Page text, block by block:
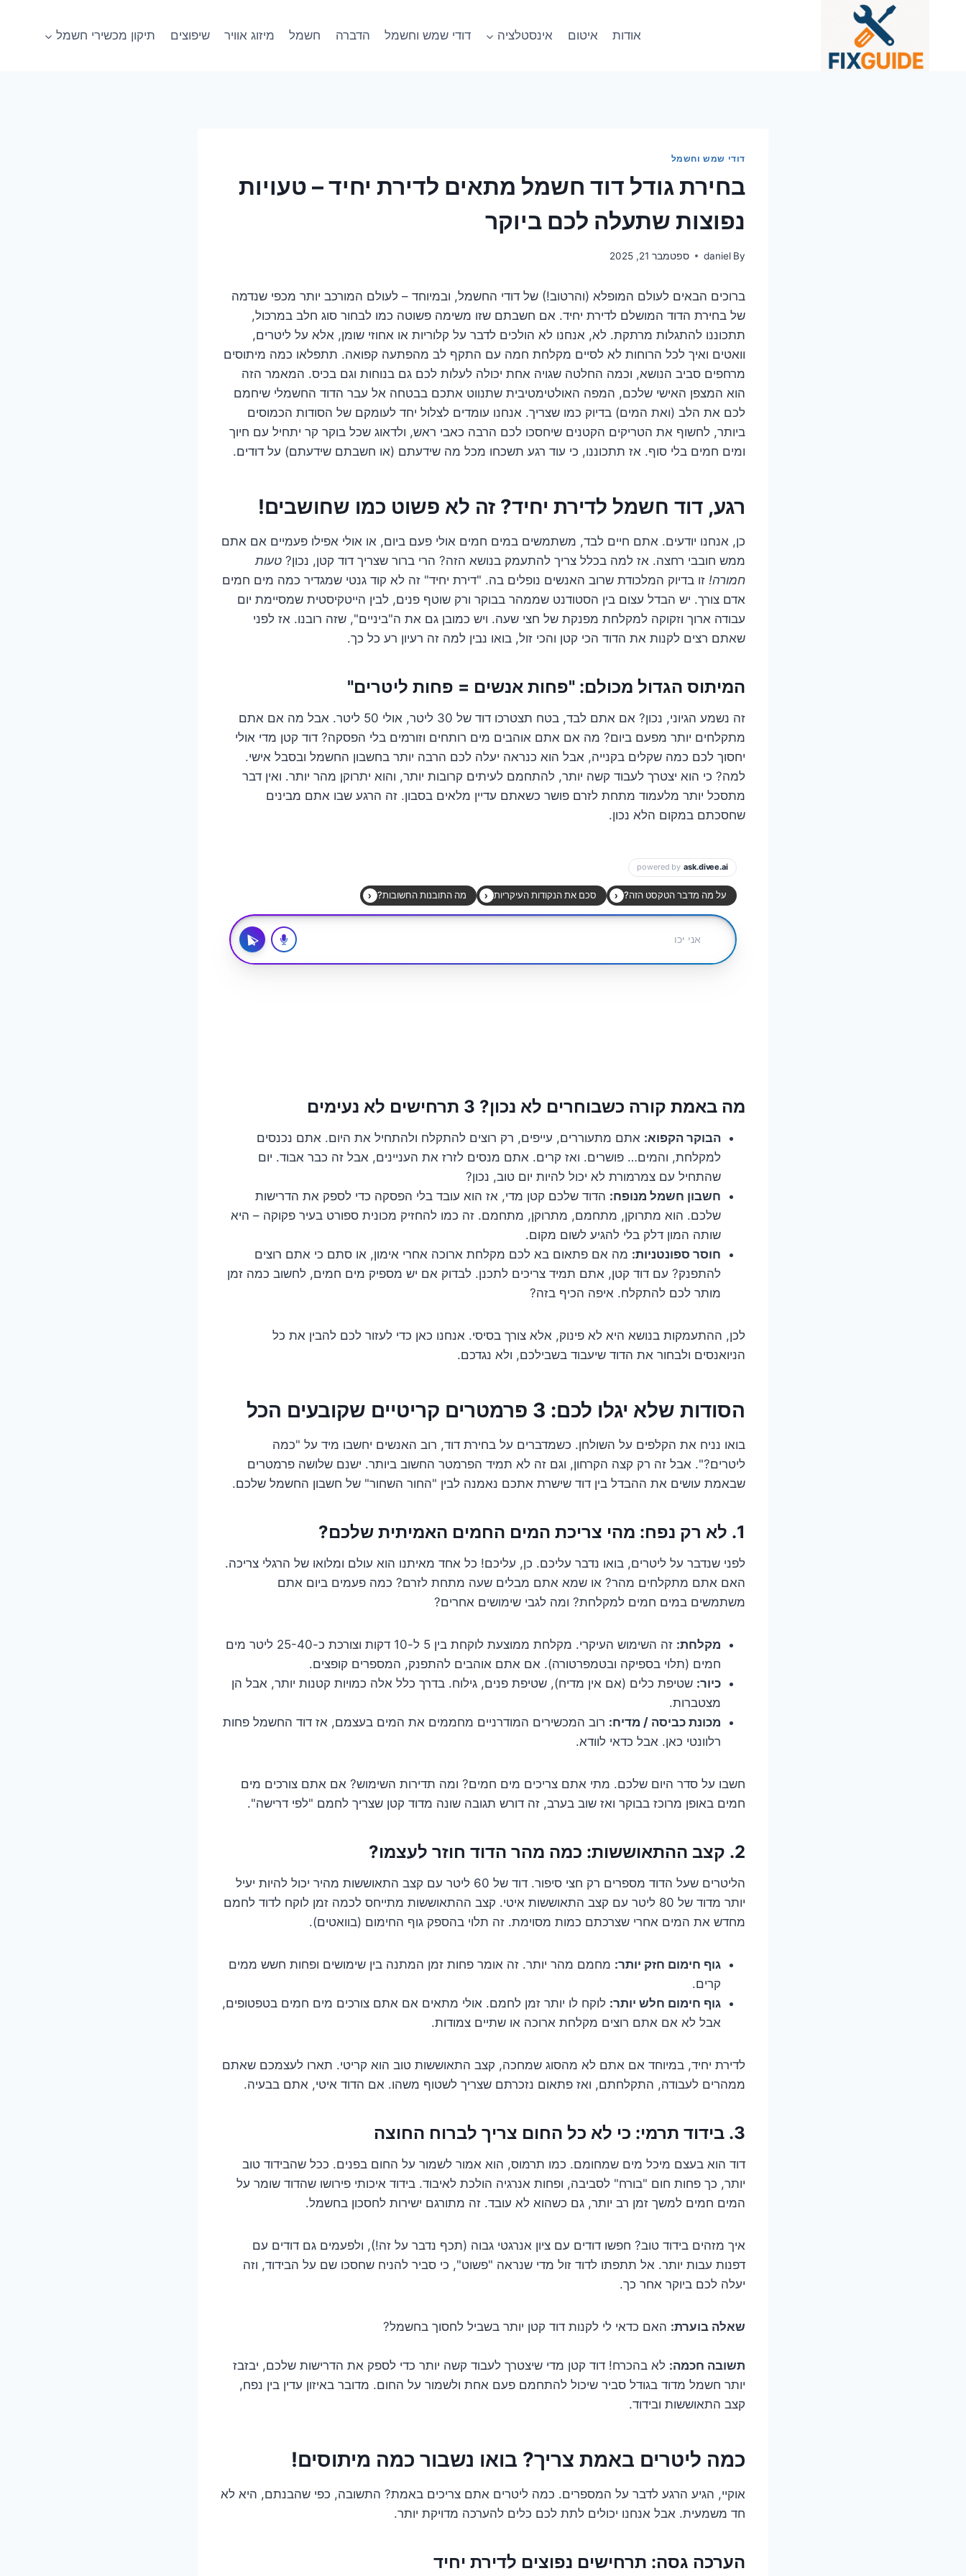
אודות איטום אינסטלציה דודי שמש וחשמל הדברה חשמל מיזוג אוויר שיפוצים תיקון מכשירי חשמל
דודי שמש וחשמל
בחירת גודל דוד חשמל מתאים לדירת יחיד – טעויות
נפוצות שתעלה לכם ביוקר
By
daniel ספטמבר 21, 2025
ברוכים הבאים לעולם המופלא (והרטוב!) של דודי החשמל, ובמיוחד – לעולם המורכב יותר מכפי שנדמה
של בחירת הדוד המושלם לדירת יחיד. אם חשבתם שזו משימה פשוטה כמו לבחור סוג חלב במרכול,
תתכוננו להתגלות מרתקת. לא, אנחנו לא הולכים לדבר על קלוריות או אחוזי שומן, אלא על ליטרים,
וואטים ואיך לכל הרוחות לא לסיים מקלחת חמה עם התקף לב מהפתעה קפואה. תתפלאו כמה מיתוסים
מרחפים סביב הנושא, וכמה החלטה שגויה אחת יכולה לעלות לכם גם בנוחות וגם בכיס. המאמר הזה
הוא המצפן האישי שלכם, המפה האולטימטיבית שתנווט אתכם בבטחה אל עבר הדוד החשמלי שיחמם
לכם את הלב (ואת המים) בדיוק כמו שצריך. אנחנו עומדים לצלול יחד לעומקם של הסודות הכמוסים
ביותר, לחשוף את הטריקים הקטנים שיחסכו לכם הרבה כאבי ראש, ולדאוג שכל בוקר קר יתחיל עם חיוך
ומים חמים בלי סוף. אז תתכוננו, כי עוד רגע תשכחו מכל מה שידעתם (או חשבתם שידעתם) על דודים.
רגע, דוד חשמל לדירת יחיד? זה לא פשוט כמו שחושבים!
כן, אנחנו יודעים. אתם חיים לבד, משתמשים במים חמים אולי פעם ביום, או אולי אפילו פעמיים אם אתם
ממש חובבי רחצה. אז למה בכלל צריך להתעמק בנושא הזה? הרי ברור שצריך דוד קטן, נכון? טעות
חמורה! זו בדיוק המלכודת שרוב האנשים נופלים בה. "דירת יחיד" זה לא קוד גנטי שמגדיר כמה מים חמים
אדם צורך. יש הבדל עצום בין הסטודנט שממהר בבוקר ורק שוטף פנים, לבין הייטקיסטית שמסיימת יום
עבודה ארוך וזקוקה למקלחת מפנקת של חצי שעה. ויש כמובן גם את ה"ביניים", שזה רובנו. אז לפני
שאתם רצים לקנות את הדוד הכי קטן והכי זול, בואו נבין למה זה רעיון רע כל כך.
המיתוס הגדול מכולם: "פחות אנשים = פחות ליטרים"
זה נשמע הגיוני, נכון? אם אתם לבד, בטח תצטרכו דוד של 30 ליטר, אולי 50 ליטר. אבל מה אם אתם
מתקלחים יותר מפעם ביום? מה אם אתם אוהבים מים רותחים וזורמים בלי הפסקה? דוד קטן מדי אולי
יחסוך לכם כמה שקלים בקנייה, אבל הוא כנראה יעלה לכם הרבה יותר בחשבון החשמל ובסבל אישי.
למה? כי הוא יצטרך לעבוד קשה יותר, להתחמם לעיתים קרובות יותר, והוא יתרוקן מהר יותר. ואין דבר
מתסכל יותר מלעמוד מתחת לזרם פושר כשאתם עדיין מלאים בסבון. זה הרגע שבו אתם מבינים
שחסכתם במקום הלא נכון.
מה באמת קורה כשבוחרים לא נכון? 3 תרחישים לא נעימים
הבוקר הקפוא: אתם מתעוררים, עייפים, רק רוצים להתקלח ולהתחיל את היום. אתם נכנסים
למקלחת, והמים… פושרים. ואז קרים. אתם מנסים לזרז את העניינים, אבל זה כבר אבוד. יום
שהתחיל עם צמרמורת לא יכול להיות יום טוב, נכון?
חשבון חשמל מנופח: הדוד שלכם קטן מדי, אז הוא עובד בלי הפסקה כדי לספק את הדרישות
שלכם. הוא מתרוקן, מתחמם, מתרוקן, מתחמם. זה כמו להחזיק מכונית ספורט בעיר פקוקה – היא
שותה המון דלק בלי להגיע לשום מקום.
חוסר ספונטניות: מה אם פתאום בא לכם מקלחת ארוכה אחרי אימון, או סתם כי אתם רוצים
להתפנק? עם דוד קטן, אתם תמיד צריכים לתכנן. לבדוק אם יש מספיק מים חמים, לחשוב כמה זמן
מותר לכם להתקלח. איפה הכיף בזה?
לכן, ההתעמקות בנושא היא לא פינוק, אלא צורך בסיסי. אנחנו כאן כדי לעזור לכם להבין את כל
הניואנסים ולבחור את הדוד שיעבוד בשבילכם, ולא נגדכם.
הסודות שלא יגלו לכם: 3 פרמטרים קריטיים שקובעים הכל
בואו נניח את הקלפים על השולחן. כשמדברים על בחירת דוד, רוב האנשים יחשבו מיד על "כמה
ליטרים?". אבל זה רק קצה הקרחון, וגם זה לא תמיד הפרמטר החשוב ביותר. ישנם שלושה פרמטרים
שבאמת עושים את ההבדל בין דוד שישרת אתכם נאמנה לבין "החור השחור" של חשבון החשמל שלכם.
1. לא רק נפח: מהי צריכת המים החמים האמיתית שלכם?
לפני שנדבר על ליטרים, בואו נדבר עליכם. כן, עליכם! כל אחד מאיתנו הוא עולם ומלואו של הרגלי צריכה.
האם אתם מתקלחים מהר? או שמא אתם מבלים שעה מתחת לזרם? כמה פעמים ביום אתם
משתמשים במים חמים למקלחת? ומה לגבי שימושים אחרים?
מקלחת:
זה השימוש העיקרי. מקלחת ממוצעת לוקחת בין 5 ל-10 דקות וצורכת כ-25-40 ליטר מים
חמים (תלוי בספיקה ובטמפרטורה). אם אתם אוהבים להתפנק, המספרים קופצים.
כיור: שטיפת כלים (אם אין מדיח), שטיפת פנים, גילוח. בדרך כלל אלה כמויות קטנות יותר, אבל הן
מצטברות.
מכונת כביסה / מדיח: רוב המכשירים המודרניים מחממים את המים בעצמם, אז דוד החשמל פחות
רלוונטי כאן. אבל כדאי לוודא.
חשבו על סדר היום שלכם. מתי אתם צריכים מים חמים? ומה תדירות השימוש? אם אתם צורכים מים
חמים באופן מרוכז בבוקר ואז שוב בערב, זה דורש תגובה שונה מדוד קטן שצריך לחמם "לפי דרישה".
2. קצב ההתאוששות: כמה מהר הדוד חוזר לעצמו?
הליטרים שעל הדוד מספרים רק חצי סיפור. דוד של 60 ליטר עם קצב התאוששות מהיר יכול להיות יעיל
יותר מדוד של 80 ליטר עם קצב התאוששות איטי. קצב ההתאוששות מתייחס לכמה זמן לוקח לדוד לחמם
מחדש את המים אחרי שצרכתם כמות מסוימת. זה תלוי בהספק גוף החימום (בוואטים).
גוף חימום חזק יותר: מחמם מהר יותר. זה אומר פחות זמן המתנה בין שימושים ופחות חשש ממים
קרים.
גוף חימום חלש יותר: לוקח לו יותר זמן לחמם. אולי מתאים אם אתם צורכים מים חמים בטפטופים,
אבל לא אם אתם רוצים מקלחת ארוכה או שתיים צמודות.
לדירת יחיד, במיוחד אם אתם לא מהסוג שמחכה, קצב התאוששות טוב הוא קריטי. תארו לעצמכם שאתם
ממהרים לעבודה, התקלחתם, ואז פתאום נזכרתם שצריך לשטוף משהו. אם הדוד איטי, אתם בבעיה.
3. בידוד תרמי: כי לא כל החום צריך לברוח החוצה
דוד הוא בעצם מיכל מים שמחומם. כמו תרמוס, הוא אמור לשמור על החום בפנים. ככל שהבידוד טוב
יותר, כך פחות חום "בורח" לסביבה, ופחות אנרגיה הולכת לאיבוד. בידוד איכותי פירושו שהדוד שומר על
המים חמים למשך זמן רב יותר, גם כשהוא לא עובד. זה מתורגם ישירות לחסכון בחשמל.
איך מזהים בידוד טוב? חפשו דודים עם ציון אנרגטי גבוה (תכף נדבר על זה!), ולפעמים גם דודים עם
דפנות עבות יותר. אל תתפתו לדוד זול מדי שנראה "פשוט", כי סביר להניח שחסכו שם על הבידוד, וזה
יעלה לכם ביוקר אחר כך.
שאלה בוערת: האם כדאי לי לקנות דוד קטן יותר בשביל לחסוך בחשמל?
תשובה חכמה: לא בהכרח! דוד קטן מדי שיצטרך לעבוד קשה יותר כדי לספק את הדרישות שלכם, יבזבז
יותר חשמל מדוד בגודל סביר שיכול להתחמם פעם אחת ולשמור על החום. מדובר באיזון עדין בין נפח,
קצב התאוששות ובידוד.
כמה ליטרים באמת צריך? בואו נשבור כמה מיתוסים!
אוקיי, הגיע הרגע לדבר על המספרים. כמה ליטרים אתם צריכים באמת? התשובה, כפי שהבנתם, היא לא
חד משמעית. אבל אנחנו יכולים לתת לכם כלים להערכה מדויקת יותר.
הערכה גסה: תרחישים נפוצים לדירת יחיד